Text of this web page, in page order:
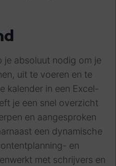
je absoluut nodig om je
uit te voeren en te
kalender in een Excel-
je een snel overzicht
en aangesproken
een dynamische
en
met schrijvers en